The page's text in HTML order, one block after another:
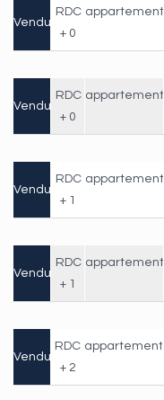
Vendu
RDC
+ 0
appartement
Vendu
RDC
+ 0
appartement
Vendu
RDC
+ 1
appartement
Vendu
RDC
+ 1
appartement
Vendu
RDC
+ 2
appartement